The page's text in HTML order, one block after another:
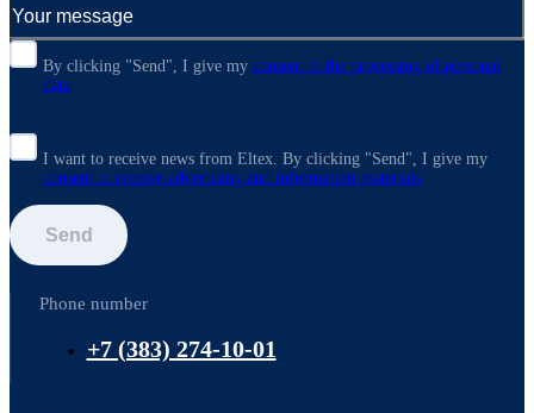
By clicking "Send", I give my consent to the processing of personal
data
I want to receive news from Eltex. By clicking "Send", I give my
consent to receive advertising and information materials
Send
Phone number
+7 (383) 274-10-01